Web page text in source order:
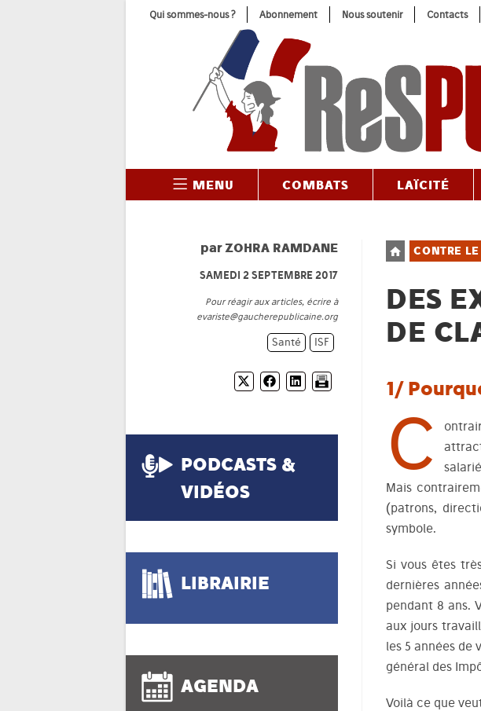
Qui sommes-nous ? Abonnement Nous soutenir Contacts
MENU COMBATS LAÏCITÉ
Post
category:
CONTRE
DES
DE
1/
C
Mais
(patrons,
symbole.
Si vous êtes
dernières
pendant 8 ans.
aux jours
les 5 années de
général des
Voilà ce que
parZOHRA RAMDANE
SAMEDI 2 SEPTEMBRE 2017
Pour réagir aux articles, écrire à
evariste@gaucherepublicaine.org
ISF
Santé
PODCASTS &
VIDÉOS
LIBRAIRIE
AGENDA